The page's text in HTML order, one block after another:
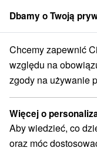
członek grupySorger
Slovensku
Hotely na
Smižany
Kategorie
Dbamy o Twoją
Chcemy zapewnić
względu na
zgody na używanie
Więcej o
Aby wiedzieć, co
oraz móc